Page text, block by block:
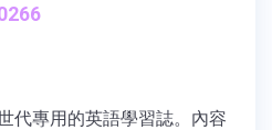
代專用的英語學習誌。內容